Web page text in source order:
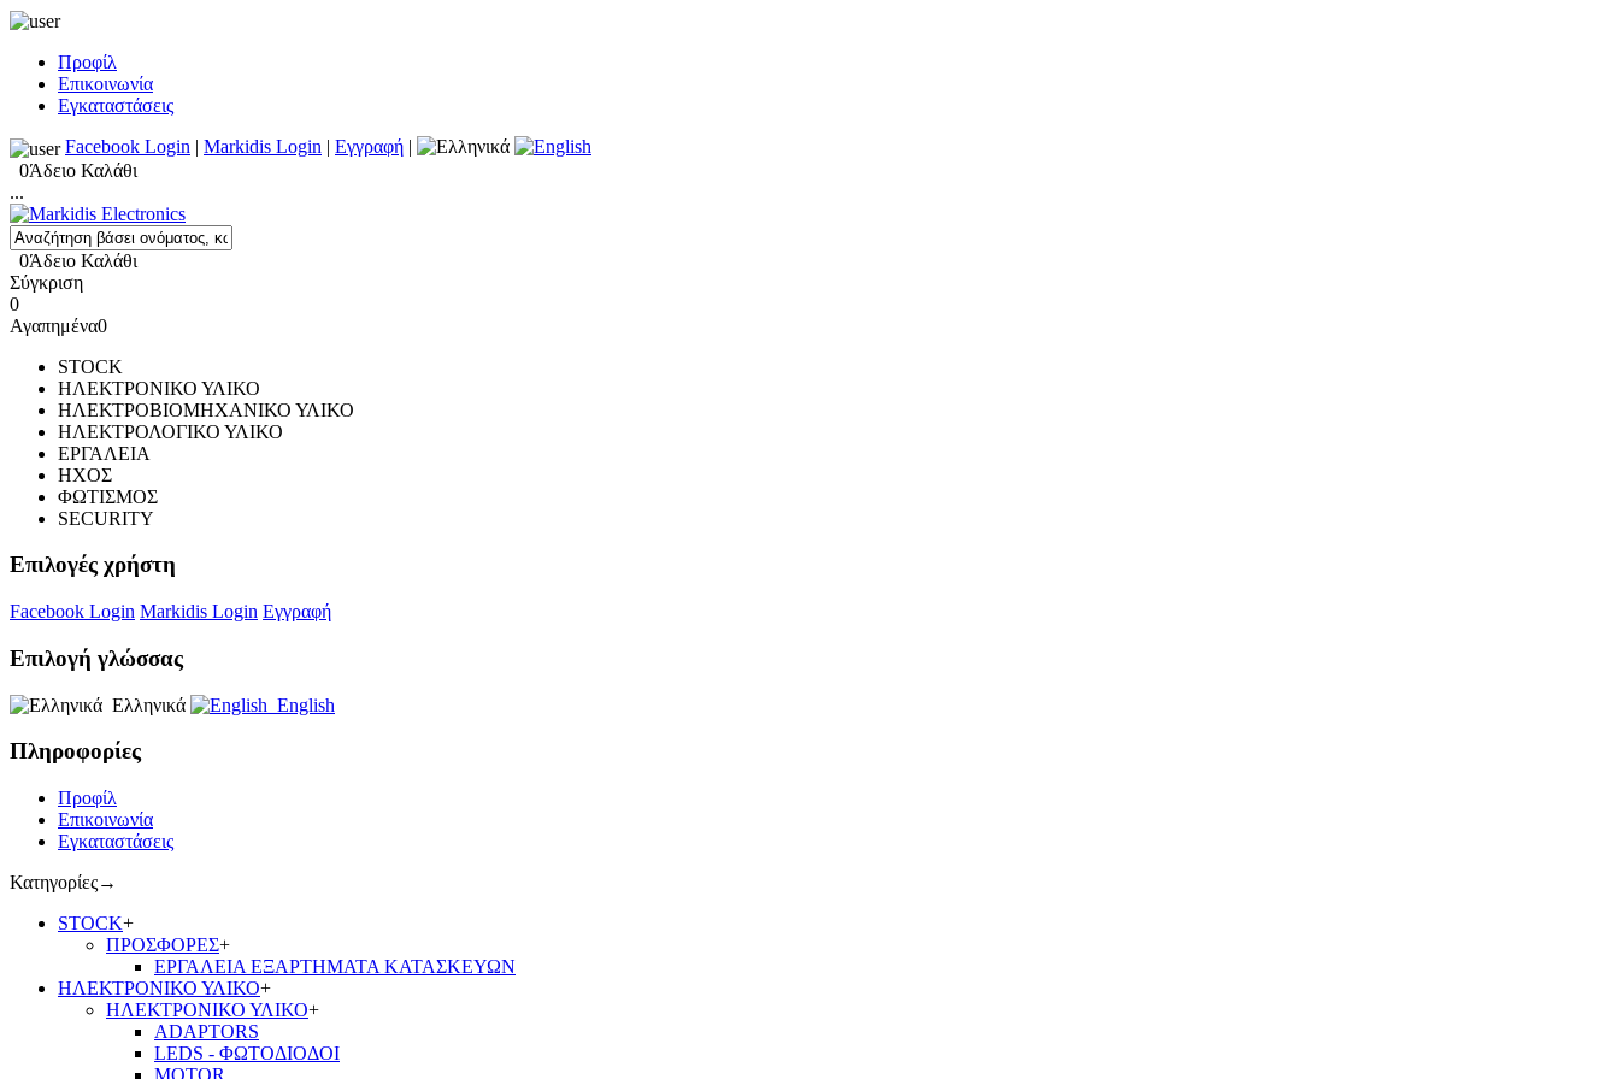
Προφίλ
Επικοινωνία
Εγκαταστάσεις
Facebook Login | Markidis Login | Εγγραφή |
0Άδειο Καλάθι
...
0Άδειο Καλάθι
Σύγκριση
0
Αγαπημένα0
STOCK
ΗΛΕΚΤΡΟΝΙΚΟ ΥΛΙΚΟ
ΗΛΕΚΤΡΟΒΙΟΜΗΧΑΝΙΚΟ ΥΛΙΚΟ
ΗΛΕΚΤΡΟΛΟΓΙΚΟ ΥΛΙΚΟ
ΕΡΓΑΛΕΙΑ
ΗΧΟΣ
ΦΩΤΙΣΜΟΣ
SECURITY
Επιλογές χρήστη
Facebook Login Markidis Login Εγγραφή
Επιλογή γλώσσας
Ελληνικά English
Πληροφορίες
Προφίλ
Επικοινωνία
Εγκαταστάσεις
Κατηγορίες→
STOCK+
ΠΡΟΣΦΟΡΕΣ+
ΕΡΓΑΛΕΙΑ ΕΞΑΡΤΗΜΑΤΑ ΚΑΤΑΣΚΕΥΩΝ
ΗΛΕΚΤΡΟΝΙΚΟ ΥΛΙΚΟ+
ΗΛΕΚΤΡΟΝΙΚΟ ΥΛΙΚΟ+
ADAPTORS
LEDS - ΦΩΤΟΔΙΟΔΟΙ
MOTOR